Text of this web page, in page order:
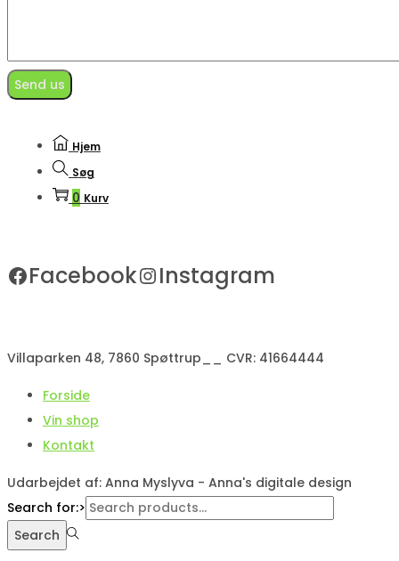
Hjem
Søg
0 Kurv
Facebook Instagram
Villaparken 48, 7860 Spøttrup__ CVR: 41664444
Forside
Vin shop
Kontakt
Udarbejdet af: Anna Myslyva - Anna's digitale design
Search for:>
Search